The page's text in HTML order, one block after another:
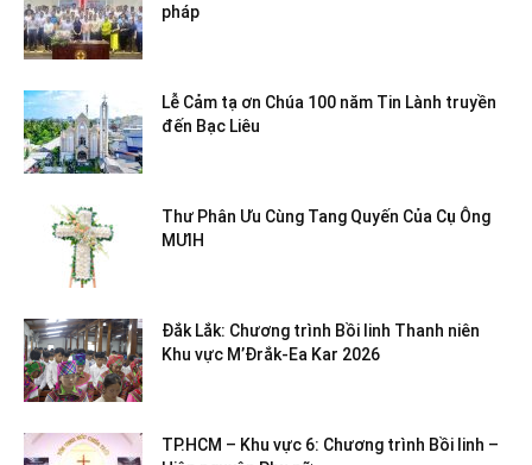
pháp
Lễ Cảm tạ ơn Chúa 100 năm Tin Lành truyền
đến Bạc Liêu
Thư Phân Ưu Cùng Tang Quyến Của Cụ Ông
MƯIH
Đắk Lắk: Chương trình Bồi linh Thanh niên
Khu vực M’Đrắk-Ea Kar 2026
TP.HCM – Khu vực 6: Chương trình Bồi linh –